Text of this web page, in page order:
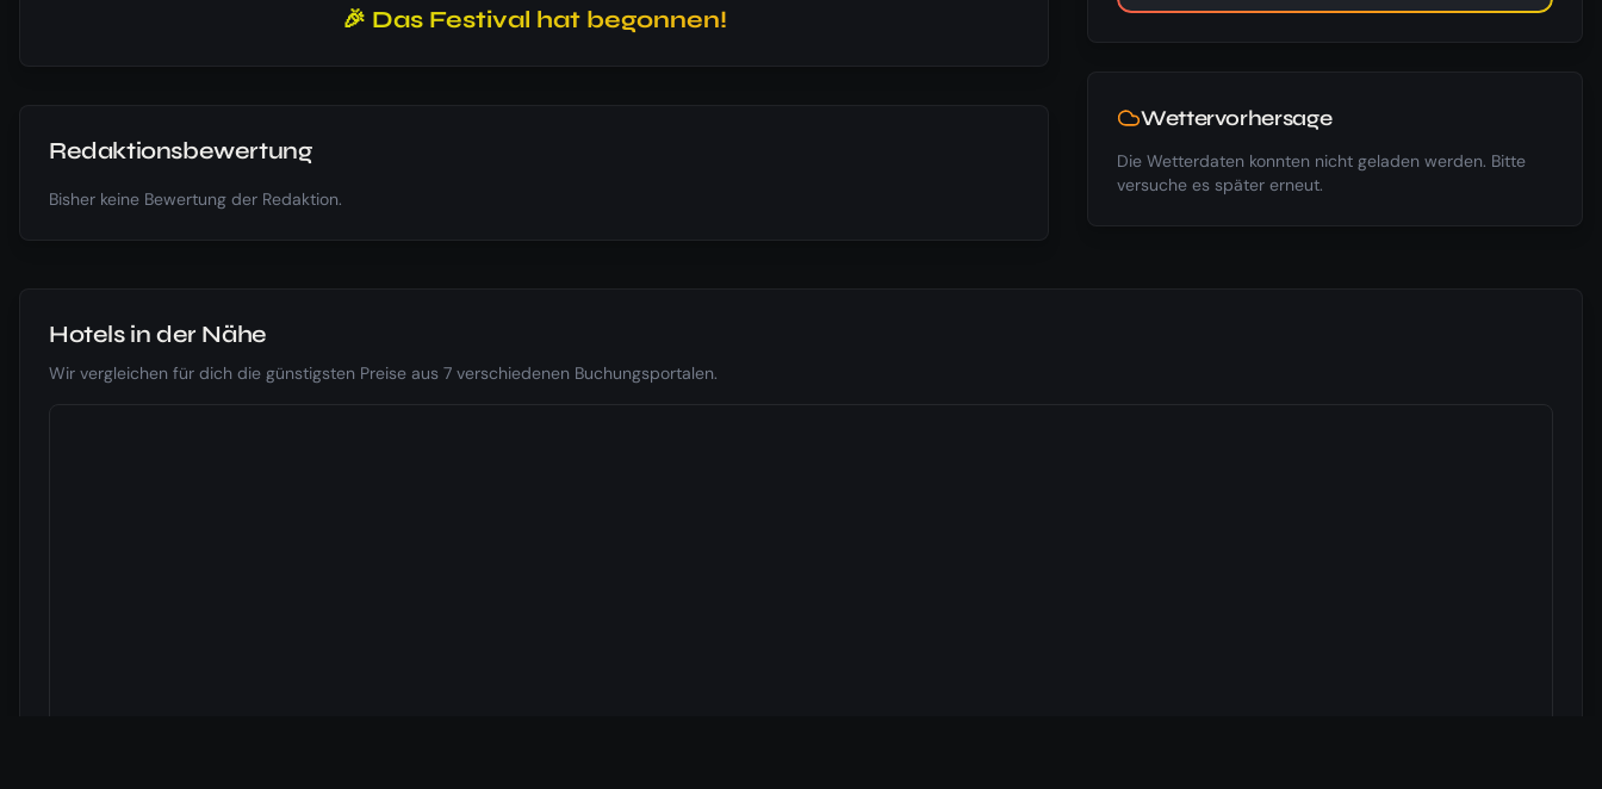
🎉 Das Festival hat begonnen!
Redaktionsbewertung
Bisher keine Bewertung der Redaktion.
Wettervorhersage
Die Wetterdaten konnten nicht geladen werden. Bitte
versuche es später erneut.
Hotels in der Nähe
Wir vergleichen für dich die günstigsten Preise aus 7 verschiedenen Buchungsportalen.